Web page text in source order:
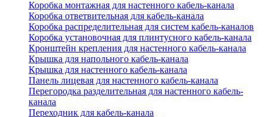
Коробка монтажная для настенного кабель-канала
Коробка ответвительная для кабель-канала
Коробка распределительная для систем кабель-каналов
Коробка установочная для плинтусного кабель-канала
Кронштейн крепления для настенного кабель-канала
Крышка для напольного кабель-канала
Крышка для настенного кабель-канала
Панель лицевая для настенного кабель-канала
Перегородка разделительная для настенного кабель-
канала
Переходник для кабель-канала